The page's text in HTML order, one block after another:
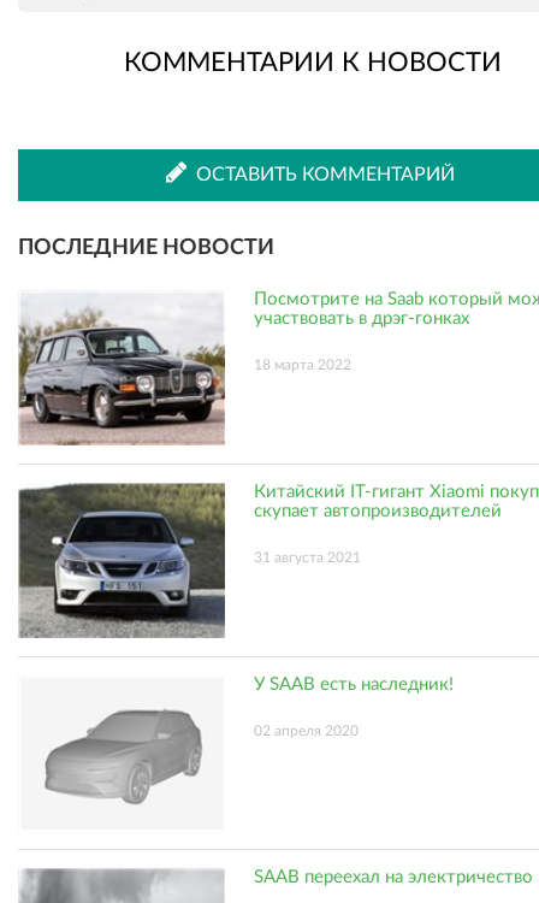
во
ВКонтакте
Одноклассниках
КОММЕНТАРИИ К НОВОСТИ
ОСТАВИТЬ КОММЕНТАРИЙ
ПОСЛЕДНИЕ НОВОСТИ
Посмотрите на Saab который
участвовать в дрэг-гонках
18 марта 2022
Китайский IT-гигант Xiaomi
скупает автопроизводителей
31 августа 2021
У SAAB есть наследник!
02 апреля 2020
SAAB переехал на электричество